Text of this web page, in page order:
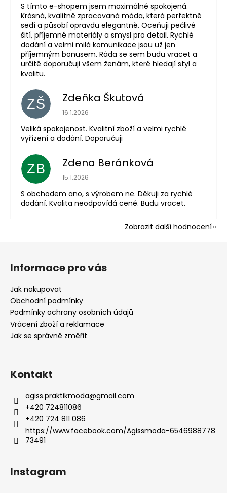
S tímto e-shopem jsem maximálně spokojená.
Krásná, kvalitně zpracovaná móda, která perfektně
sedí a působí opravdu elegantně. Oceňuji pečlivé
šití, příjemné materiály a smysl pro detail. Rychlé
dodání a velmi milá komunikace jsou už jen
příjemným bonusem. Ráda se sem budu vracet a
určitě doporučuji všem ženám, které hledají styl a
kvalitu.
ZŠ Zdeňka Škutová
Hodnocení obchodu je 5 z 5 hvězdiček.
16.1.2026
Veliká spokojenost. Kvalitní zboží a velmi rychlé
vyřízení a dodání. Doporučuji
ZB Zdena Beránková
Hodnocení obchodu je 1 z 5 hvězdiček.
15.1.2026
S obchodem ano, s výrobem ne. Děkuji za rychlé
dodání. Kvalita neodpovídá ceně. Budu vracet.
Zobrazit další hodnocení
Z
Informace pro vás
Jak nakupovat
Obchodní podmínky
Podmínky ochrany osobních údajů
Vrácení zboží a reklamace
Jak se správně změřit
Kontakt
agiss.praktikmoda@gmail.com
+420 724811086
+420 724 811 086
https://www.facebook.com/Agissmoda-6546988778
73491
Instagram